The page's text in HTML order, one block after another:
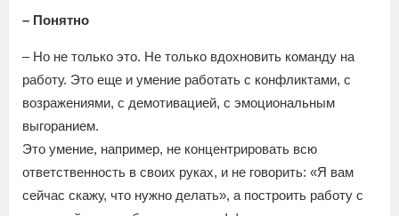
– Понятно
– Но не только это. Не только вдохновить команду на
работу. Это еще и умение работать с конфликтами, с
возражениями, с демотивацией, с эмоциональным
выгоранием.
Это умение, например, не концентрировать всю
ответственность в своих руках, и не говорить: «Я вам
сейчас скажу, что нужно делать», а построить работу с